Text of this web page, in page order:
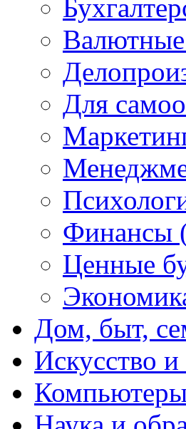
Для
Финансы
Ценные
Дом, быт,
Искусство и